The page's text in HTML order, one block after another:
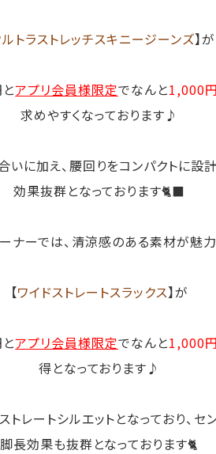
トラストレッチスキニージーンズ】が
アプリ会員様限定でなんと1,000
求めやすくなっております♪
に加え、腰回りをコンパクトに設
効果抜群となっております🐈‍⬛
ナーでは、清涼感のある素材が魅
【ワイドストレートスラックス】が
アプリ会員様限定でなんと1,000
得となっております♪
レートシルエットとなっており、セ
脚長効果も抜群となっております🐈